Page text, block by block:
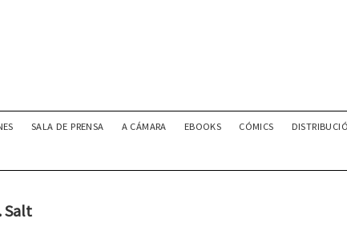
SALA DE PRENSA A CÁMARA EBOOKS CÓMICS
Salt